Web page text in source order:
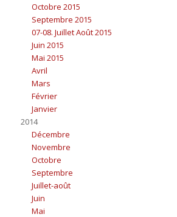
Octobre 2015
Septembre 2015
07-08. Juillet Août 2015
Juin 2015
Mai 2015
Avril
Mars
Février
Janvier
2014
Décembre
Novembre
Octobre
Septembre
Juillet-août
Juin
Mai